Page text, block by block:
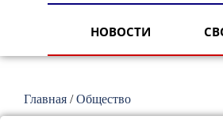
НОВОСТИ
Главная /Общество